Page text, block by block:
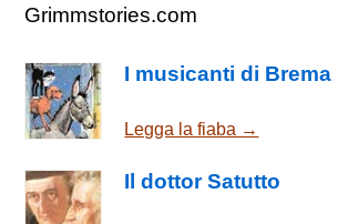
Grimmstories.com
I musicanti di Brema
Legga la fiaba →
Il dottor Satutto